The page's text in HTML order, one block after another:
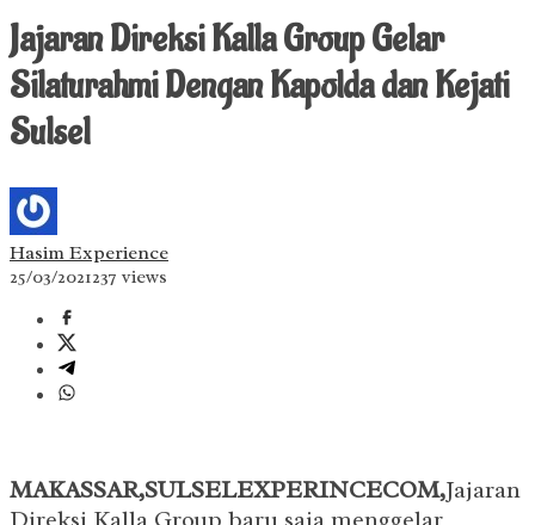
Jajaran Direksi Kalla Group Gelar
Silaturahmi Dengan Kapolda dan Kejati
Sulsel
Hasim Experience
25/03/2021237 views
MAKASSAR,SULSELEXPERINCECOM,Jajaran